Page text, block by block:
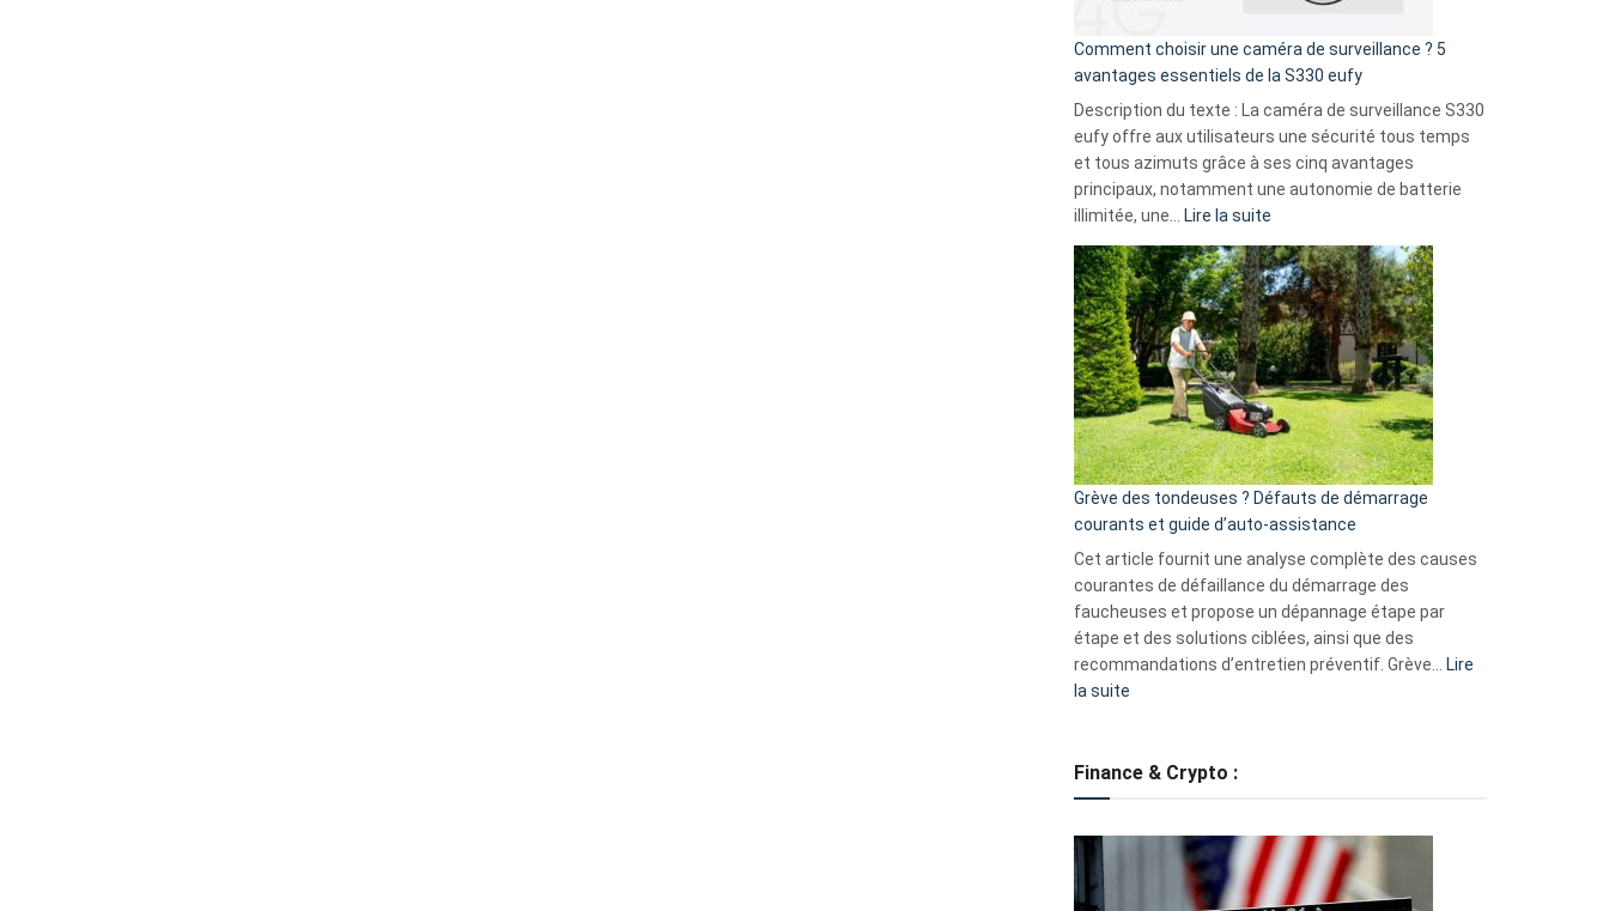
16
milliards
données
menace
Facebook,
Telegram
GitHub
Comment choisir une caméra de surveillance ? 5
avantages essentiels de la S330 eufy
Description du texte : La caméra de surveillance S330
eufy offre aux utilisateurs une sécurité tous temps
et tous azimuts grâce à ses cinq avantages
principaux, notamment une autonomie de batterie
illimitée, une…
Lire la suite
choisir
une
caméra
de
surveillance
?
5
avantages
essentiels
de
la
S330
eufy
Grève des tondeuses ? Défauts de démarrage
courants et guide d’auto-assistance
Cet article fournit une analyse complète des causes
courantes de défaillance du démarrage des
faucheuses et propose un dépannage étape par
étape et des solutions ciblées, ainsi que des
recommandations d’entretien préventif. Grève…
Lire
la suite
tondeuses
démarrage
courants
Finance & Crypto :